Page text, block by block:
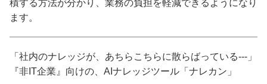
積する方法が分かり、業務の負担を軽減できるようになり
ます。
「社内のナレッジが、あちらこちらに散らばっている---」
『非IT企業』向けの、AIナレッジツール「ナレカン」